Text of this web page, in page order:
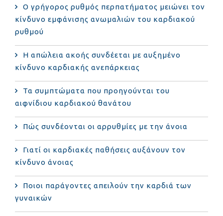
Ο γρήγορος ρυθμός περπατήματος μειώνει τον
κίνδυνο εμφάνισης ανωμαλιών του καρδιακού
ρυθμού
Η απώλεια ακοής συνδέεται με αυξημένο
κίνδυνο καρδιακής ανεπάρκειας
Τα συμπτώματα που προηγούνται του
αιφνίδιου καρδιακού θανάτου
Πώς συνδέονται οι αρρυθμίες με την άνοια
Γιατί οι καρδιακές παθήσεις αυξάνουν τον
κίνδυνο άνοιας
Ποιοι παράγοντες απειλούν την καρδιά των
γυναικών